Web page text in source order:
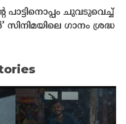
ചുവടുവെച്ച്
ഗാനം ശ്രദ്ധ